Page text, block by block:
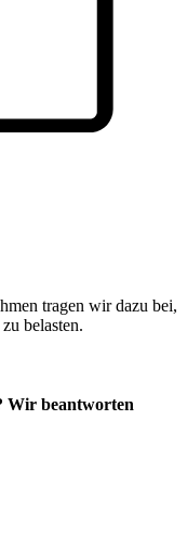
tragen wir dazu bei,
belasten.
Wir beantworten